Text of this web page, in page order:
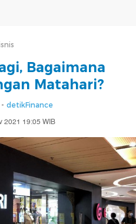
Bagaimana
Matahari?
detikFinance
2021 19:05 WIB